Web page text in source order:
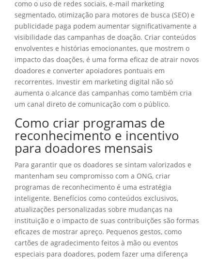
como o uso de redes sociais, e-mail marketing
segmentado, otimização para motores de busca (SEO) e
publicidade paga podem aumentar significativamente a
visibilidade das campanhas de doação. Criar conteúdos
envolventes e histórias emocionantes, que mostrem o
impacto das doações, é uma forma eficaz de atrair novos
doadores e converter apoiadores pontuais em
recorrentes. Investir em marketing digital não só
aumenta o alcance das campanhas como também cria
um canal direto de comunicação com o público.
Como criar programas de
reconhecimento e incentivo
para doadores mensais
Para garantir que os doadores se sintam valorizados e
mantenham seu compromisso com a ONG, criar
programas de reconhecimento é uma estratégia
inteligente. Benefícios como conteúdos exclusivos,
atualizações personalizadas sobre mudanças na
instituição e o impacto de suas contribuições são formas
eficazes de mostrar apreço. Pequenos gestos, como
cartões de agradecimento feitos à mão ou eventos
especiais para doadores, podem fazer uma diferença